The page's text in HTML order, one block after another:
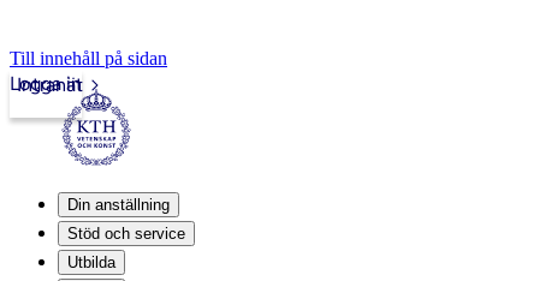
Till innehåll på sidan
Intranät
Logga in
Din anställning
Stöd och service
Utbilda